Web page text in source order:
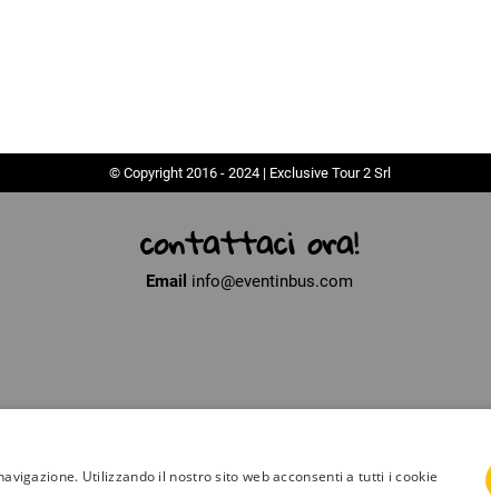
© Copyright 2016 - 2024 | Exclusive Tour 2 Srl
contattaci ora!
Email info@eventinbus.com
Utilizzando il nostro sito web acconsenti a tutti i cookie